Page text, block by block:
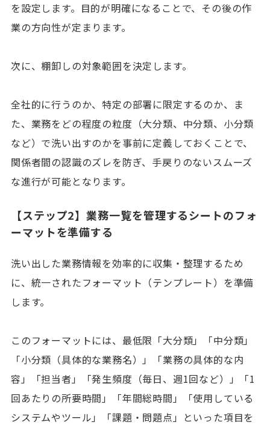
を設定します。目的が明確になることで、その後の作
業の方向性が定まります。
次に、棚卸しの対象範囲を決定します。
全社的に行うのか、特定の部署に限定するのか、ま
た、業務をどの程度の粒度（大分類、中分類、小分類
など）で洗い出すのかを事前に定義しておくことで、
関係者間の認識のズレを防ぎ、手戻りのないスムーズ
な進行が可能となります。
【ステップ2】業務一覧を管理するシートのフォ
ーマットを準備する
洗い出した業務情報を効率的に収集・整理するため
に、統一されたフォーマット（テンプレート）を準備
します。
このフォーマットには、最低限「大分類」「中分類」
「小分類（具体的な業務名）」「業務の具体的な内
容」「担当者」「発生頻度（毎日、週1回など）」「1
回あたりの所要時間」「年間総時間」「使用している
システムやツール」「課題・問題点」といった項目を